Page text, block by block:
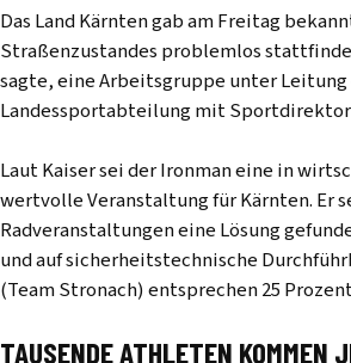
Das Land Kärnten gab am Freitag
Straßenzustandes problemlos
sagte, eine Arbeitsgruppe unter
Landessportabteilung mit
Laut Kaiser sei der Ironman eine in
wertvolle Veranstaltung für Kärnten. Er
Radveranstaltungen eine Lösung
und auf sicherheitstechnische
(Team Stronach) entsprechen 25
TAUSENDE ATHLETEN KOMMEN